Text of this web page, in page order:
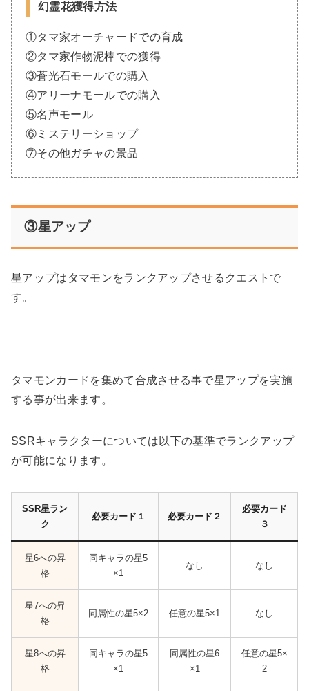
幻霊花獲得方法
①タマ家オーチャードでの育成
②タマ家作物泥棒での獲得
③蒼光石モールでの購入
④アリーナモールでの購入
⑤名声モール
⑥ミステリーショップ
⑦その他ガチャの景品
③星アップ
星アップはタマモンをランクアップさせるクエストで
す。
タマモンカードを集めて合成させる事で星アップを実施
する事が出来ます。
SSRキャラクターについては以下の基準でランクアップ
が可能になります。
SSR星ラン
ク
必要カード１ 必要カード２
必要カード
３
星6への昇
格
同キャラの星5
×1
なし なし
星7への昇
格
同属性の星5×2 任意の星5×1 なし
星8への昇
格
同キャラの星5
×1
同属性の星6
×1
任意の星5×
2